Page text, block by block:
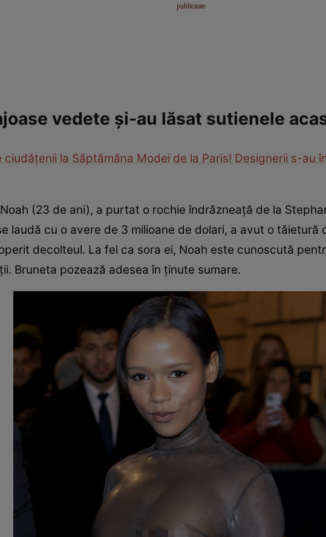
vedete și-au lăsat sutienele
ciudățenii la Săptămâna Modei de la Paris! Designerii s-au
(23 de ani), a purtat o rochie îndrăzneață de la
laudă cu o avere de 3 milioane de dolari, a avut o tăietură
decolteul. La fel ca sora ei, Noah este cunoscută
Bruneta pozează adesea în ținute sumare.